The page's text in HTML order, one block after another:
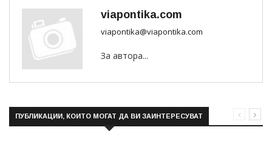
viapontika.com
viapontika@viapontika.com
За автора...
ПУБЛИКАЦИИ, КОИТО МОГАТ ДА ВИ ЗАИНТЕРЕСУВАТ